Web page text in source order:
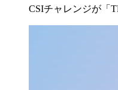
CSIチャレンジが「